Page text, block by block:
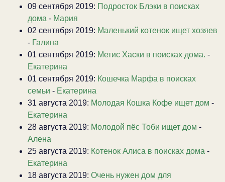
09 сентября 2019: Подросток Блэки в поисках
дома - Мария
02 сентября 2019: Маленький котенок ищет хозяев
- Галина
01 сентября 2019: Метис Хаски в поисках дома. -
Екатерина
01 сентября 2019: Кошечка Марфа в поисках
семьи - Екатерина
31 августа 2019: Молодая Кошка Кофе ищет дом -
Екатерина
28 августа 2019: Молодой пёс Тоби ищет дом -
Алена
25 августа 2019: Котенок Алиса в поисках дома -
Екатерина
18 августа 2019: Очень нужен дом для